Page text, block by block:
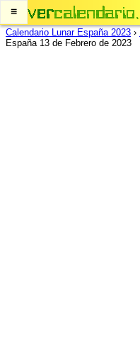
≡
Calendario Lunar España 2023 ›
España 13 de Febrero de 2023